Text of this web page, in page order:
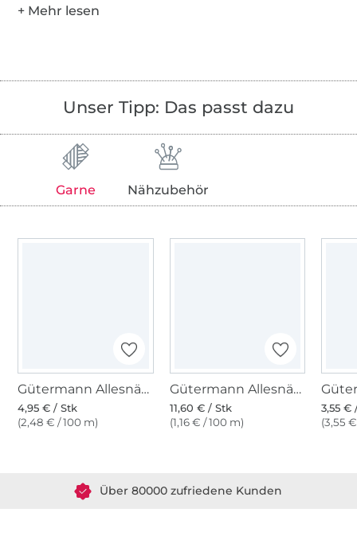
Unser Tipp: Das passt dazu
Garne Nähzubehör
Gütermann Allesnäher (802) vanillecreme
4,95 € / Stk
(2,48 € / 100 m)
Gütermann Allesnäher 1000 m (802) vanillecreme
11,60 € / Stk
(1,16 € / 100 m)
3,55 €
(3,55
Über 80000 zufriedene Kunden